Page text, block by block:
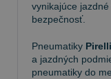
vynikajúce
bezpečnosť.
Pneumatiky Pirelli
a jazdných
pneumatiky do